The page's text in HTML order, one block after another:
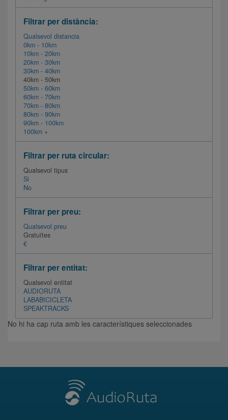
Filtrar per distància:
Qualsevol distancia
0km - 10km
10km - 20km
20km - 30km
30km - 40km
40km - 50km
50km - 60km
60km - 70km
70km - 80km
80km - 90km
90km - 100km
100km +
Filtrar per ruta circular:
Qualsevol tipus
Si
No
Filtrar per preu:
Qualsevol preu
Gratuïtes
€
Filtrar per entitat:
Qualsevol entitat
AUDIORUTA
LABABICICLETA
SPEAKTRACKS
No hi ha cap ruta amb les característiques seleccionades